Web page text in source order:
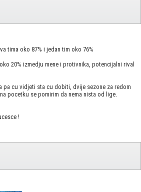
tima oko 87% i jedan tim oko 76%
20% izmedju mene i protivnika, potencijalni rival
pa cu vidjeti sta cu dobiti, dvije sezone za redom
pocetku se pomirim da nema nista od lige.
!